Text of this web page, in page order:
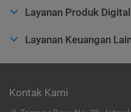
Layanan Produk
Layanan Keuangan
Kontak Kami